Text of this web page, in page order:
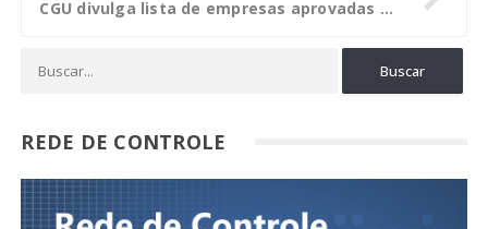
CGU divulga lista de empresas aprovadas no Pró-Ética 2017
REDE DE CONTROLE